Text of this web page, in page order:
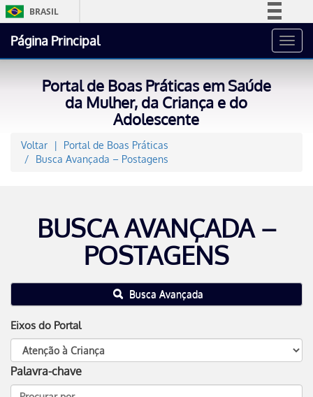
BRASIL
Acesso à informação
Página Principal
Portal de Boas Práticas em Saúde
da Mulher, da Criança e do
Adolescente
Voltar
Portal de Boas Práticas
Busca Avançada – Postagens
BUSCA AVANÇADA –
POSTAGENS
Busca Avançada
Eixos do Portal
Palavra-chave